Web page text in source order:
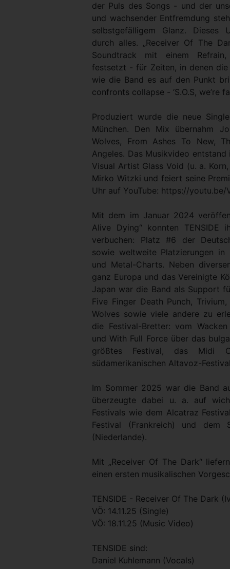
der Puls des Songs - und der
und wachsender Entfremdung
selbstgefälligem Glanz. Dieses
durch alles. „Receiver Of The
Soundtrack mit einem
festsetzt - für Zeiten, in denen die
wie die Band es auf den Punkt
confronts collapse - ‘S.O.S, we’re
Produziert wurde die neue
München. Den Mix übernahm
Wolves, From Ashes To New,
Angeles. Das Musikvideo
Visual Artist Glass Void (u. a.
Mirko Witzki und feiert seine
Uhr auf YouTube: https://youtu.be/
Mit dem im Januar 2024
Alive Dying“ konnten TENSIDE
verbuchen: Platz #6 der
sowie weltweite Platzierungen in
und Metal-Charts. Neben
ganz Europa und das Vereinigte
Japan war die Band als Support
Five Finger Death Punch,
Wolves sowie viele andere zu
die Festival-Bretter: vom
und With Full Force über das
größtes Festival, das Midi
südamerikanischen Altavoz-
Im Sommer 2025 war die Band
überzeugte dabei u. a. auf
Festivals wie dem Alcatraz
Festival (Frankreich) und dem
(Niederlande).
Mit „Receiver Of The Dark“
einen ersten musikalischen
TENSIDE - Receiver Of The Dark
VÖ: 14.11.25 (Single)
VÖ: 18.11.25 (Music Video)
TENSIDE sind:
Daniel Kuhlemann (Vocals)